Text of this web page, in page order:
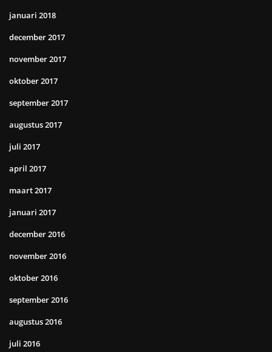
januari 2018
december 2017
november 2017
oktober 2017
september 2017
augustus 2017
juli 2017
april 2017
maart 2017
januari 2017
december 2016
november 2016
oktober 2016
september 2016
augustus 2016
juli 2016